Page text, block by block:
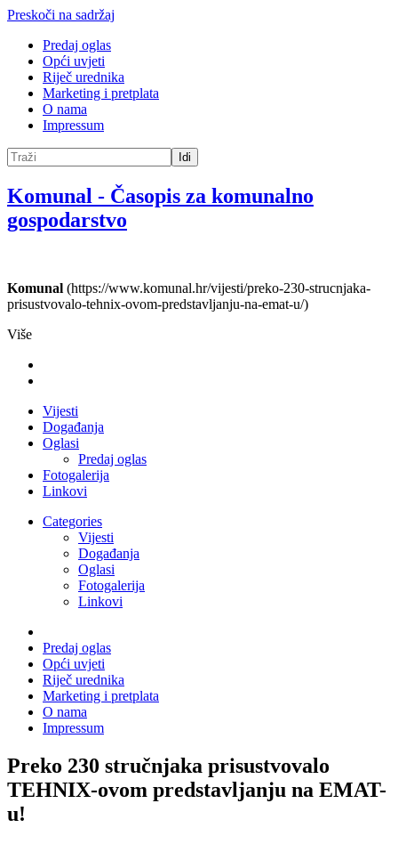
Preskoči na sadržaj
Predaj oglas
Opći uvjeti
Riječ urednika
Marketing i pretplata
O nama
Impressum
Idi
Komunal - Časopis za komunalno
gospodarstvo
Komunal (https://www.komunal.hr/vijesti/preko-230-strucnjaka-
prisustvovalo-tehnix-ovom-predstavljanju-na-emat-u/)
Više
Vijesti
Događanja
Oglasi
Predaj oglas
Fotogalerija
Linkovi
Categories
Vijesti
Događanja
Oglasi
Fotogalerija
Linkovi
Predaj oglas
Opći uvjeti
Riječ urednika
Marketing i pretplata
O nama
Impressum
Preko 230 stručnjaka prisustvovalo
TEHNIX-ovom predstavljanju na EMAT-
u!